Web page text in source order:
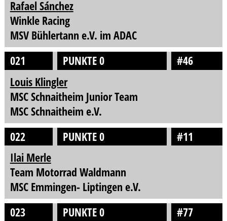
Rafael Sánchez
Winkle Racing
MSV Bühlertann e.V. im ADAC
021
PUNKTE 0
#46
Louis Klingler
MSC Schnaitheim Junior Team
MSC Schnaitheim e.V.
022
PUNKTE 0
#11
Ilai Merle
Team Motorrad Waldmann
MSC Emmingen- Liptingen e.V.
023
PUNKTE 0
#77